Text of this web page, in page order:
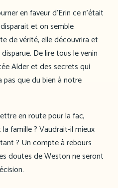
en faveur d’Erin ce n’était
et on semble
de vérité, elle découvrira et
De lire tous le venin
Alder et des secrets qui
que du bien à notre
en route pour la fac,
famille ? Vaudrait-il mieux
? Un compte à rebours
doutes de Weston ne seront